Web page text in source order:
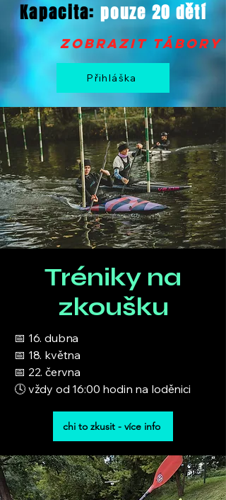
Kapacita:pouze 20 dětí
zobrazit tábory
Přihláška
Tréniky na
zkoušku
📅 16. dubna
📅 18. května
📅 22. června
🕓 vždy od 16:00 hodin na loděnici
chi to zkusit - více info